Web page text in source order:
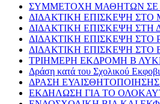
ΣΥΜΜΕΤΟΧΗ ΜΑΘΗΤΩΝ ΣΕ
ΔΙΔΑΚΤΙΚΗ ΕΠΙΣΚΕΨΗ
ΔΙΔΑΚΤΙΚΗ ΕΠΙΣΚΕΨΗ
ΔΙΔΑΚΤΙΚΗ ΕΠΙΣΚΕΨΗ
ΔΙΔΑΚΤΙΚΗ ΕΠΙΣΚΕΨΗ ΣΤΟ
ΤΡΙΗΜΕΡΗ ΕΚΔΡΟΜΗ Β
Δράση κατά του Σχολικού
ΔΡΑΣΗ
ΕΚΔΗΛΩΣΗ ΓΙΑ ΤΟ